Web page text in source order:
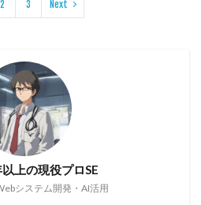
2 3 Next
上の現役プロSE
システム開発・AI活用